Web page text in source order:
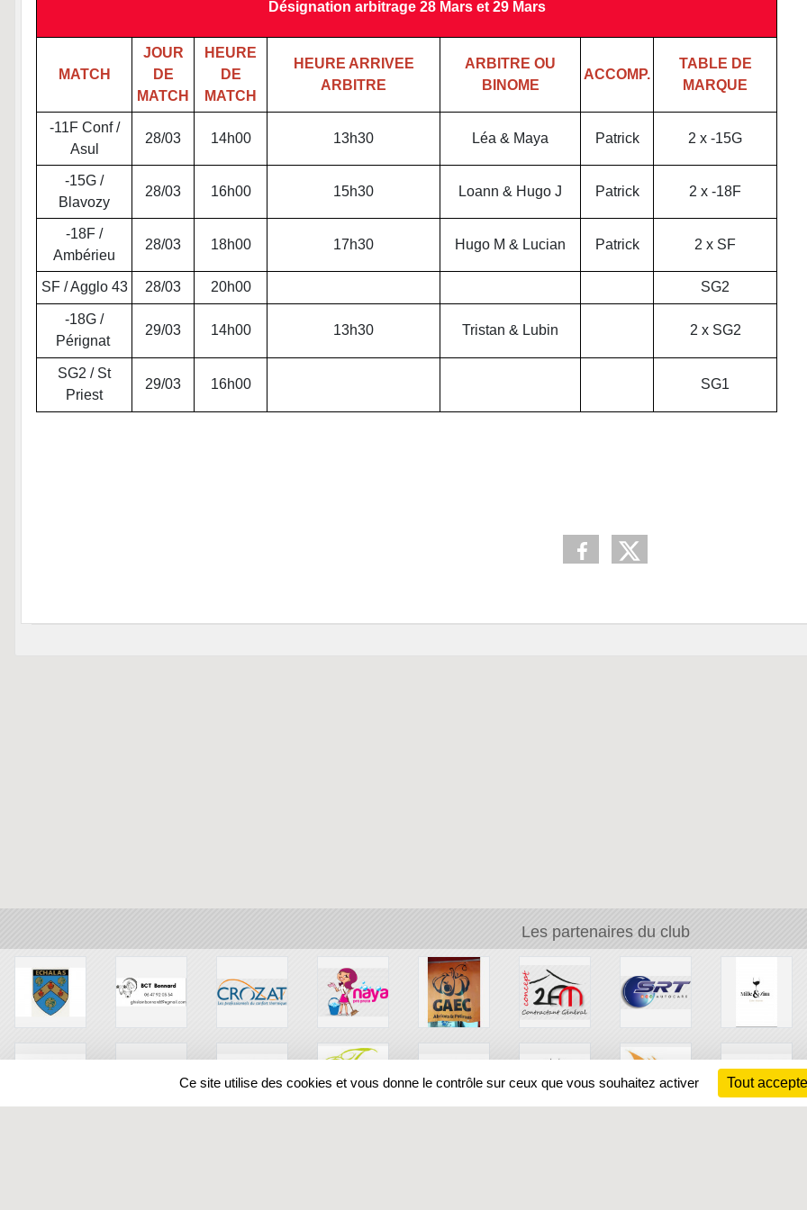
Désignation arbitrage 28 Mars et 29 Mars
MATCH
JOUR
DE
MATCH
HEURE
DE
MATCH
HEURE ARRIVEE
ARBITRE
ARBITRE OU
BINOME
ACCOMP.
TABLE DE
MARQUE
-11F Conf /
Asul
28/03 14h00 13h30 Léa & Maya Patrick 2 x -15G
-15G /
Blavozy
28/03 16h00 15h30 Loann & Hugo J Patrick 2 x -18F
-18F /
Ambérieu
28/03 18h00 17h30 Hugo M & Lucian Patrick 2 x SF
SF / Agglo 43 28/03 20h00 SG2
-18G /
Pérignat
29/03 14h00 13h30 Tristan & Lubin 2 x SG2
SG2 / St
Priest
29/03 16h00 SG1
Les partenaires du club
Ce site utilise des cookies et vous donne le contrôle sur ceux que vous souhaitez activer Tout